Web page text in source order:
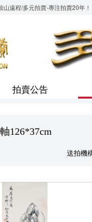
山遠程/多元拍賣-專注拍賣20年！
拍賣公告
126*37cm
送拍機